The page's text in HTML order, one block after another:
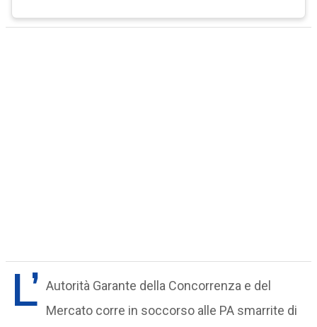
L’ Autorità Garante della Concorrenza e del
Mercato corre in soccorso alle PA smarrite di